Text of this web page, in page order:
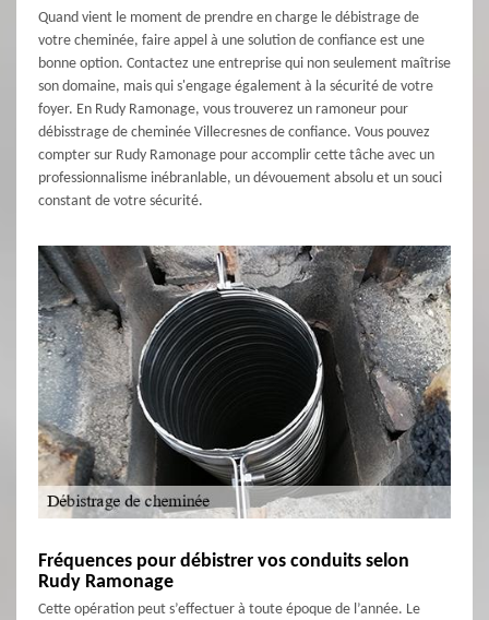
Quand vient le moment de prendre en charge le débistrage de
votre cheminée, faire appel à une solution de confiance est une
bonne option. Contactez une entreprise qui non seulement maîtrise
son domaine, mais qui s'engage également à la sécurité de votre
foyer. En Rudy Ramonage, vous trouverez un ramoneur pour
débisstrage de cheminée Villecresnes de confiance. Vous pouvez
compter sur Rudy Ramonage pour accomplir cette tâche avec un
professionnalisme inébranlable, un dévouement absolu et un souci
constant de votre sécurité.
Fréquences pour débistrer vos conduits selon
Rudy Ramonage
Cette opération peut s’effectuer à toute époque de l’année. Le